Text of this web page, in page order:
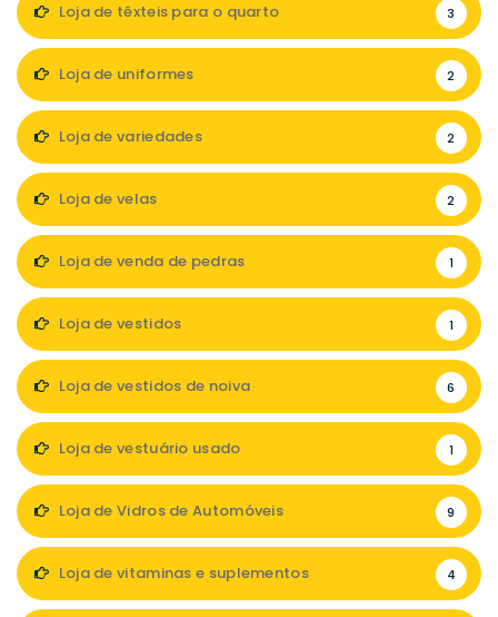
Loja de têxteis para o quarto 3
Loja de uniformes 2
Loja de variedades 2
Loja de velas 2
Loja de venda de pedras 1
Loja de vestidos 1
Loja de vestidos de noiva 6
Loja de vestuário usado 1
Loja de Vidros de Automóveis 9
Loja de vitaminas e suplementos 4